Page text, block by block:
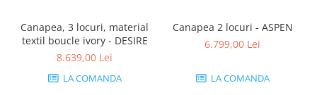
Canapea, 3 locuri, material
textil boucle ivory - DESIRE
8.639,00 Lei
LA COMANDA
Canapea 2 locuri - ASPEN
6.799,00 Lei
LA COMANDA